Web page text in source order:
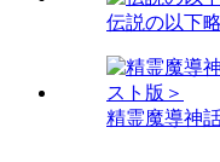
伝説の以下
精霊魔導神